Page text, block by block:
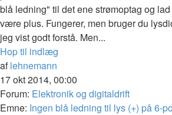
blå ledning" til det ene strømoptag og
være plus. Fungerer, men bruger du
jeg vist godt forstå. Men...
Hop til indlæg
aflehnemann
17 okt 2014, 00:00
Forum: Elektronik og digitaldrift
Emne: Ingen blå ledning til lys (+) på 6-